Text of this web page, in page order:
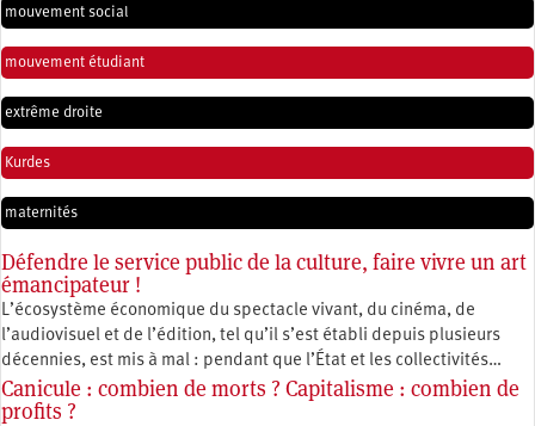
mouvement social
mouvement étudiant
extrême droite
Kurdes
maternités
Défendre le service public de la culture, faire vivre un art
émancipateur !
L’écosystème économique du spectacle vivant, du cinéma, de
l’audiovisuel et de l’édition, tel qu’il s’est établi depuis plusieurs
décennies, est mis à mal : pendant que l’État et les collectivités…
Canicule : combien de morts ? Capitalisme : combien de
profits ?